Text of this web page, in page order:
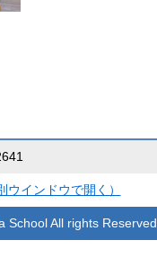
インドウで開く）
All rights Reserved.